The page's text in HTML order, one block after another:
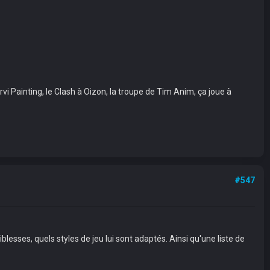
Painting, le Clash à Oizon, la troupe de Tim Anim, ça joue à
#547
quels styles de jeu lui sont adaptés. Ainsi qu'une liste de